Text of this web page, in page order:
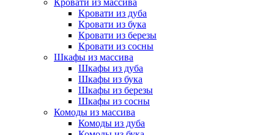
Кровати из массива
Кровати из дуба
Кровати из бука
Кровати из березы
Кровати из сосны
Шкафы из массива
Шкафы из дуба
Шкафы из бука
Шкафы из березы
Шкафы из сосны
Комоды из массива
Комоды из дуба